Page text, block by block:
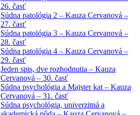
26. časť
Súdna patológia 2 – Kauza Cervanová –
27. časť
Súdna patológia 3 – Kauza Cervanová –
28. časť
Súdna patológia 4 – Kauza Cervanová –
29. časť
Jeden spis, dve rozhodnutia – Kauza
Cervanová – 30. časť
Súdna psychológia a Majster kat – Kauza
Cervanová – 31. časť
Súdna psychológia, univerzitná a